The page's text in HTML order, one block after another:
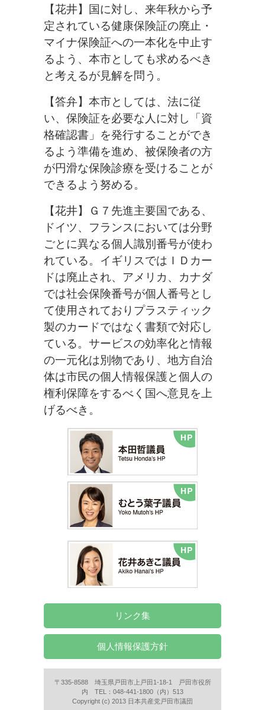
【花井】国に対し、来年秋から予
定されている健康保険証の廃止・
マイナ保険証への一本化を中止す
るよう、本市としても求めるべき
と考えるが見解を問う。
【答弁】本市としては、法に従
い、保険証を必要な人に対し「資
格確認書」を発行することができ
るよう準備を進め、被保険者の方
が円滑な保険診療を受けることが
できるよう努める。
【花井】Ｇ７先進主要国である、
ドイツ、フランスにおいては分野
ごとに異なる個人識別番号が使わ
れている。イギリスではＩＤカー
ドは廃止され、アメリカ、カナダ
では社会保険番号が個人番号とし
て使用されておりプラスティック
製のカードではなく書類で対応し
ている。サービスの効率化と情報
の一元化は別物であり、地方自治
体は市民の個人情報保護と個人の
権利保障をするべく国へ意見を上
げるべき。
リンク集
個人情報保護方針
〒335-8588 埼玉県戸田市上戸田1-18-1 戸田市役所
内 TEL：048-441-1800（内）513
Copyright (c) 2013 日本共産党戸田市議団